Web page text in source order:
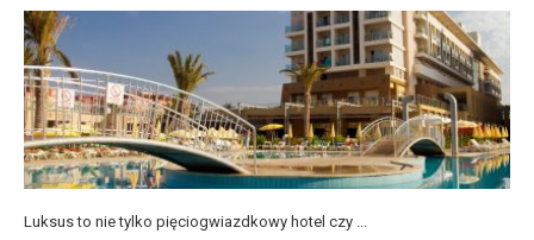
Luksus to nie tylko pięciogwiazdkowy hotel czy ...